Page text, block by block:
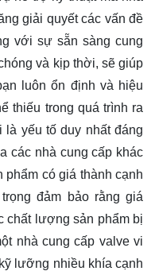
giải quyết các vấn đề
với sự sẵn sàng cung
và kịp thời, sẽ giúp
luôn ổn định và hiệu
thiếu trong quá trình ra
là yếu tố duy nhất đáng
các nhà cung cấp khác
phẩm có giá thành cạnh
đảm bảo rằng giá
lượng sản phẩm bị
nhà cung cấp valve vi
lưỡng nhiều khía cạnh